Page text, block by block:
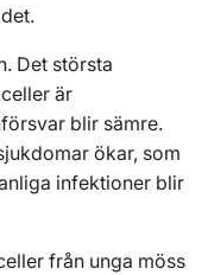
Det största
är
blir sämre.
ökar, som
infektioner blir
från unga möss